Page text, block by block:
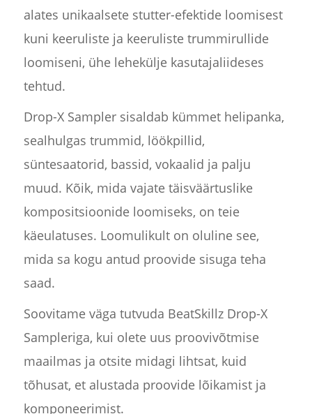
alates unikaalsete stutter-efektide loomisest
kuni keeruliste ja keeruliste trummirullide
loomiseni, ühe lehekülje kasutajaliideses
tehtud.
Drop-X Sampler sisaldab kümmet helipanka,
sealhulgas trummid, löökpillid,
süntesaatorid, bassid, vokaalid ja palju
muud. Kõik, mida vajate täisväärtuslike
kompositsioonide loomiseks, on teie
käeulatuses. Loomulikult on oluline see,
mida sa kogu antud proovide sisuga teha
saad.
Soovitame väga tutvuda BeatSkillz Drop-X
Sampleriga, kui olete uus proovivõtmise
maailmas ja otsite midagi lihtsat, kuid
tõhusat, et alustada proovide lõikamist ja
komponeerimist.